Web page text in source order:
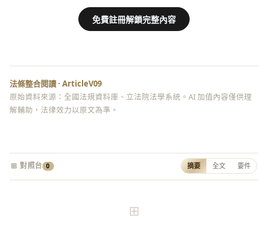
免費註冊解鎖完整內容
法條整合閱讀 · ArticleV09
原始資料來源：全國法規資料庫、立法院法學系統。AI 加值內容僅供理
解輔助，法律效力以原文為準。
⊞ 對照台 0 摘要 全文 要件
⊞